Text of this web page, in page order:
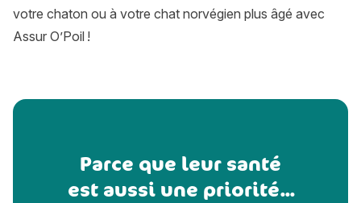
votre chaton ou à votre chat norvégien plus âgé avec
Assur O’Poil !
Parce que leur santé
est aussi une priorité...